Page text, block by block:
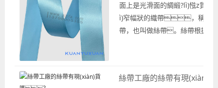
面上是光滑面的綢緞?lì)惤z質(zh
ì)窄幅狀的織帶，稱作緞
帶，也叫做絲帶。絲帶根據(jù)
中人們喜歡將絲帶工廠稱作絲帶
絲帶工廠的絲帶有現(xiàn)